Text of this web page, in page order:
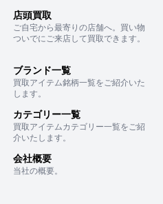
店頭買取
ご自宅から最寄りの店舗へ。買い物
ついでにご来店して買取できます。
ブランド一覧
買取アイテム銘柄一覧をご紹介いた
します。
カテゴリー一覧
買取アイテムカテゴリー一覧をご紹
介いたします。
会社概要
当社の概要。